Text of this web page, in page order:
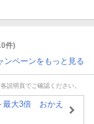
件)
ンペーンをもっと見る
説明頁でご確認ください。
最大3倍 おかえ